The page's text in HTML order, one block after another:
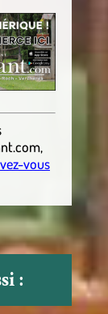
,
vous
: